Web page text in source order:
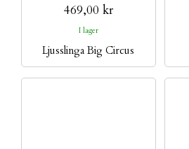
469,00 kr
I lager
Ljusslinga Big Circus